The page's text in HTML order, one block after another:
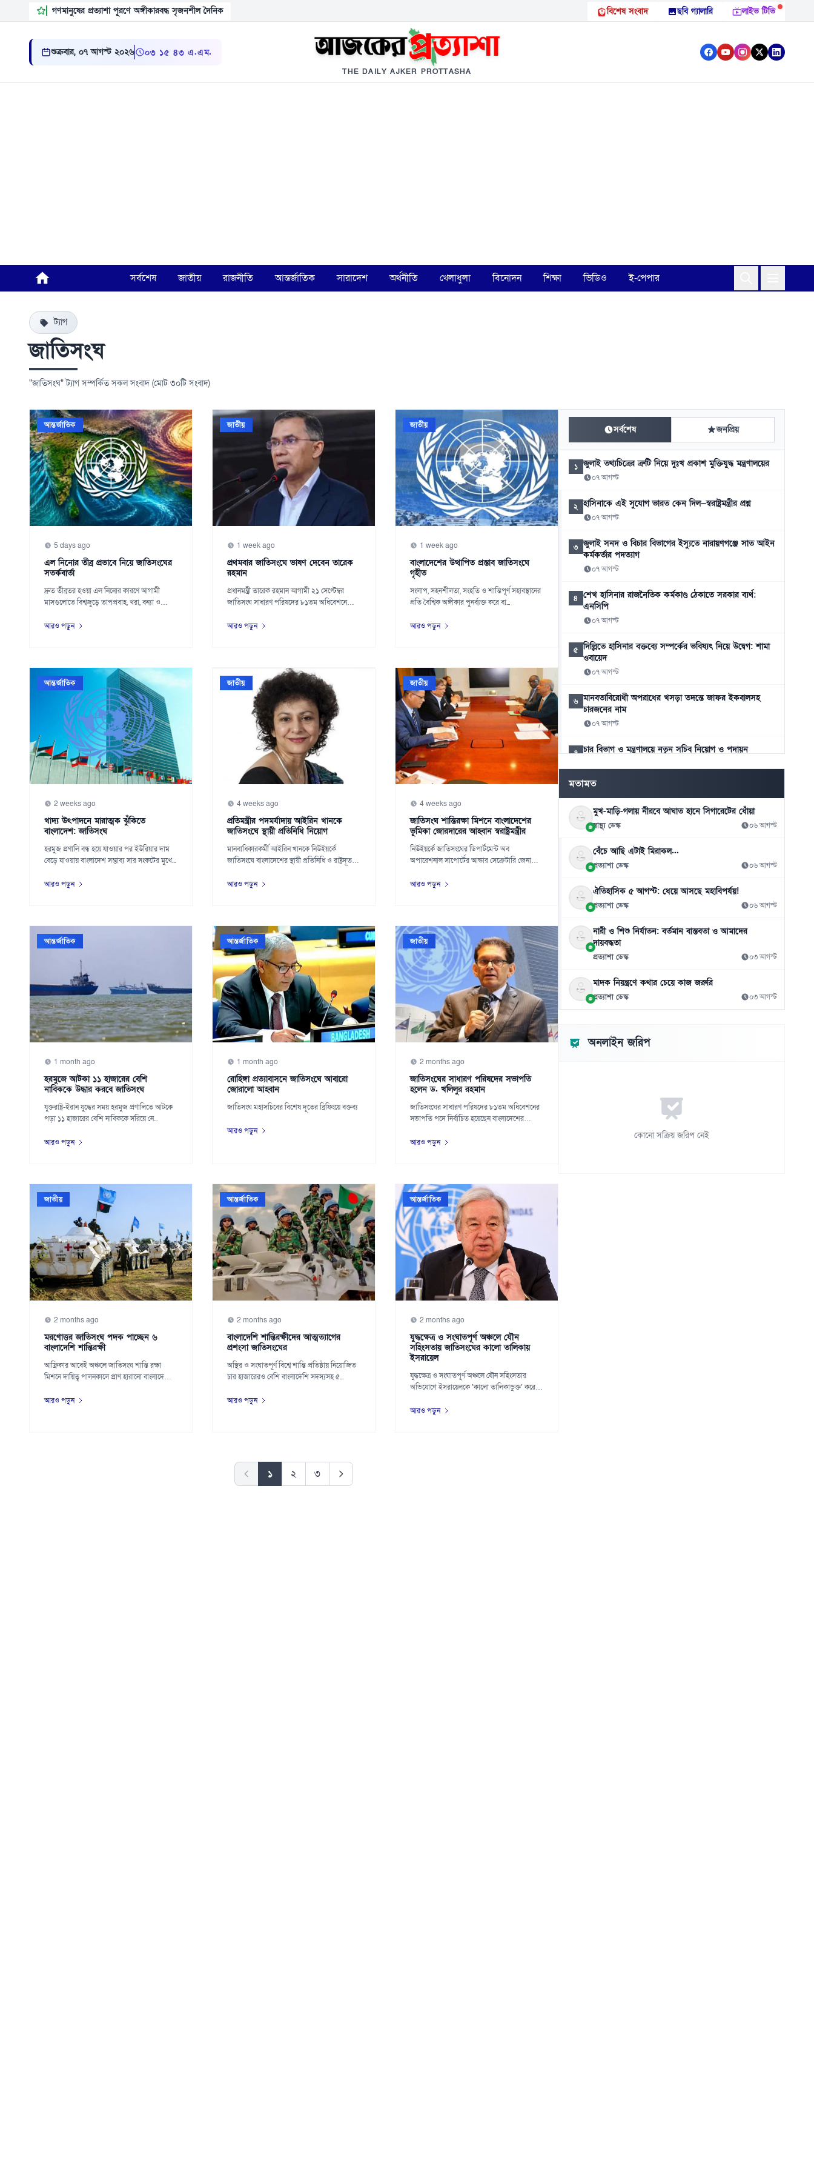
গণমানুষের প্রত্যাশা পূরণে অঙ্গীকারবদ্ধ সৃজনশীল দৈনিক বিশেষ সংবাদ ছবি গ্যালারি লাইভ টিভি
শুক্রবার, ০৭ আগস্ট ২০২৬ ০৩:১৫:৪৪ এ.এম.
THE DAILY AJKER PROTTASHA
সর্বশেষ জাতীয় রাজনীতি আন্তর্জাতিক সারাদেশ অর্থনীতি খেলাধুলা বিনোদন শিক্ষা ভিডিও ই-পেপার
ট্যাগ
জাতিসংঘ
"জাতিসংঘ" ট্যাগ সম্পর্কিত সকল সংবাদ (মোট ৩০টি সংবাদ)
আন্তর্জাতিক
5 days ago
এল নিনোর তীব্র প্রভাবে নিয়ে জাতিসংঘের
সতর্কবার্তা
দ্রুত তীব্রতর হওয়া এল নিনোর কারণে আগামী
মাসগুলোতে বিশ্বজুড়ে তাপপ্রবাহ, খরা, বন্যা ও
আরও পড়ুন
জাতীয়
1 week ago
প্রথমবার জাতিসংঘে ভাষণ দেবেন তারেক
রহমান
প্রধানমন্ত্রী তারেক রহমান আগামী ২১ সেপ্টেম্বর
জাতিসংঘ সাধারণ পরিষদের ৮১তম অধিবেশনে
আরও পড়ুন
জাতীয়
1 week ago
বাংলাদেশের উত্থাপিত প্রস্তাব জাতিসংঘে
গৃহীত
সংলাপ, সহনশীলতা, সংহতি ও শান্তিপূর্ণ সহাবস্থানের
প্রতি বৈশ্বিক অঙ্গীকার পুনর্ব্যক্ত করে বা...
আরও পড়ুন
আন্তর্জাতিক
2 weeks ago
খাদ্য উৎপাদনে মারাত্মক ঝুঁকিতে
বাংলাদেশ: জাতিসংঘ
হরমুজ প্রণালি বন্ধ হয়ে যাওয়ার পর ইউরিয়ার দাম
বেড়ে যাওয়ায় বাংলাদেশ সম্ভাব্য সার সংকটের মুখে...
আরও পড়ুন
জাতীয়
4 weeks ago
প্রতিমন্ত্রীর পদমর্যাদায় আইরিন খানকে
জাতিসংঘে স্থায়ী প্রতিনিধি নিয়োগ
মানবাধিকারকর্মী আইরিন খানকে নিউইয়র্কে
জাতিসংঘে বাংলাদেশের স্থায়ী প্রতিনিধি ও রাষ্ট্রদূত
আরও পড়ুন
জাতীয়
4 weeks ago
জাতিসংঘ শান্তিরক্ষা মিশনে বাংলাদেশের
ভূমিকা জোরদারের আহ্বান স্বরাষ্ট্রমন্ত্রীর
নিউইয়র্কে জাতিসংঘের ডিপার্টমেন্ট অব
অপারেশনাল সাপোর্টের আন্ডার সেক্রেটারি জেনারেল
আরও পড়ুন
আন্তর্জাতিক
1 month ago
হরমুজে আটকা ১১ হাজারের বেশি
নাবিককে উদ্ধার করবে জাতিসংঘ
যুক্তরাষ্ট্র-ইরান যুদ্ধের সময় হরমুজ প্রণালিতে আটকে
পড়া ১১ হাজারের বেশি নাবিককে সরিয়ে নে...
আরও পড়ুন
আন্তর্জাতিক
1 month ago
রোহিঙ্গা প্রত্যাবাসনে জাতিসংঘে আবারো
জোরালো আহ্বান
জাতিসংঘ মহাসচিবের বিশেষ দূতের ব্রিফিংয়ে বক্তব্য
আরও পড়ুন
জাতীয়
2 months ago
জাতিসংঘের সাধারণ পরিষদের সভাপতি
হলেন ড. খলিলুর রহমান
জাতিসংঘের সাধারণ পরিষদের ৮১তম অধিবেশনের
সভাপতি পদে নির্বাচিত হয়েছেন বাংলাদেশের
আরও পড়ুন
জাতীয়
2 months ago
মরণোত্তর জাতিসংঘ পদক পাচ্ছেন ৬
বাংলাদেশি শান্তিরক্ষী
আফ্রিকার আবেই অঞ্চলে জাতিসংঘ শান্তি রক্ষা
মিশনে দায়িত্ব পালনকালে প্রাণ হারানো বাংলাদেশি
আরও পড়ুন
আন্তর্জাতিক
2 months ago
বাংলাদেশি শান্তিরক্ষীদের আত্মত্যাগের
প্রশংসা জাতিসংঘের
অস্থির ও সংঘাতপূর্ণ বিশ্বে শান্তি প্রতিষ্ঠায় নিয়োজিত
চার হাজারেরও বেশি বাংলাদেশি সদস্যসহ ৫...
আরও পড়ুন
আন্তর্জাতিক
2 months ago
যুদ্ধক্ষেত্র ও সংঘাতপূর্ণ অঞ্চলে যৌন
সহিংসতায় জাতিসংঘের কালো তালিকায়
ইসরায়েল
যুদ্ধক্ষেত্র ও সংঘাতপূর্ণ অঞ্চলে যৌন সহিংসতার
অভিযোগে ইসরায়েলকে ‘কালো তালিকাভুক্ত’ করেছে
আরও পড়ুন
১ ২ ৩
সর্বশেষ জনপ্রিয়
১ জুলাই তথ্যচিত্রের ত্রুটি নিয়ে দুঃখ প্রকাশ মুক্তিযুদ্ধ মন্ত্রণালয়ের
০৭ আগস্ট
২ হাসিনাকে এই সুযোগ ভারত কেন দিল—স্বরাষ্ট্রমন্ত্রীর প্রশ্ন
০৭ আগস্ট
৩ জুলাই সনদ ও বিচার বিভাগের ইস্যুতে নারায়ণগঞ্জে সাত আইন
কর্মকর্তার পদত্যাগ
০৭ আগস্ট
৪
শেখ হাসিনার রাজনৈতিক কর্মকাণ্ড ঠেকাতে সরকার ব্যর্থ:
এনসিপি
০৭ আগস্ট
৫ দিল্লিতে হাসিনার বক্তব্যে সম্পর্কের ভবিষ্যৎ নিয়ে উদ্বেগ: শামা
ওবায়েদ
০৭ আগস্ট
৬ মানবতাবিরোধী অপরাধের খসড়া তদন্তে জাফর ইকবালসহ
চারজনের নাম
০৭ আগস্ট
৭ চার বিভাগ ও মন্ত্রণালয়ে নতুন সচিব নিয়োগ ও পদায়ন
স্কুলে ভর্তিতে প্রথম শ্রেণি লটারিতে ও দ্বিতীয় থেকে নবম পর্যন্ত
দিতে হবে পরীক্ষা
০৬ আগস্ট
মতামত
মুখ-মাড়ি-গলায় নীরবে আঘাত হানে সিগারেটের ধোঁয়া
স্বাস্থ্য ডেস্ক ০৬ আগস্ট
বেঁচে আছি এটাই মিরাকল...
প্রত্যাশা ডেস্ক ০৬ আগস্ট
ঐতিহাসিক ৫ আগস্ট: ধেয়ে আসছে মহাবিপর্যয়!
প্রত্যাশা ডেস্ক ০৬ আগস্ট
নারী ও শিশু নির্যাতন: বর্তমান বাস্তবতা ও আমাদের
দায়বদ্ধতা
প্রত্যাশা ডেস্ক ০৩ আগস্ট
মাদক নিয়ন্ত্রণে কথার চেয়ে কাজ জরুরি
প্রত্যাশা ডেস্ক ০৩ আগস্ট
অনলাইন জরিপ
কোনো সক্রিয় জরিপ নেই